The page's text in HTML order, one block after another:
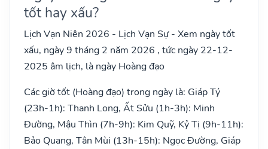
tốt hay xấu?
Lịch Vạn Niên 2026 - Lịch Vạn Sự - Xem ngày tốt
xấu, ngày 9 tháng 2 năm 2026 , tức ngày 22-12-
2025 âm lịch, là ngày Hoàng đạo
Các giờ tốt (Hoàng đạo) trong ngày là: Giáp Tý
(23h-1h): Thanh Long, Ất Sửu (1h-3h): Minh
Đường, Mậu Thìn (7h-9h): Kim Quỹ, Kỷ Tị (9h-11h):
Bảo Quang, Tân Mùi (13h-15h): Ngọc Đường, Giáp